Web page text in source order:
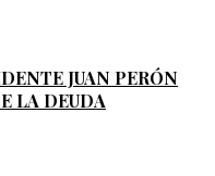
JUAN PERÓN
LA DEUDA